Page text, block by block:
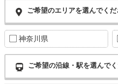
ご希望のエリアを選んでく
神奈川県
ご希望の沿線・駅を選んで